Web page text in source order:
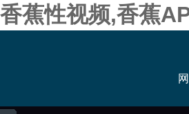
香蕉性视频,香蕉